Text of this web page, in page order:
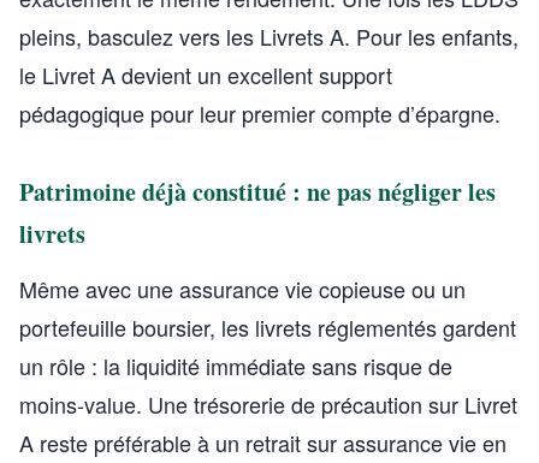
pleins, basculez vers les Livrets A. Pour les enfants,
le Livret A devient un excellent support
pédagogique pour leur premier compte d’épargne.
Patrimoine déjà constitué : ne pas négliger les
livrets
Même avec une assurance vie copieuse ou un
portefeuille boursier, les livrets réglementés gardent
un rôle : la liquidité immédiate sans risque de
moins-value. Une trésorerie de précaution sur Livret
A reste préférable à un retrait sur assurance vie en